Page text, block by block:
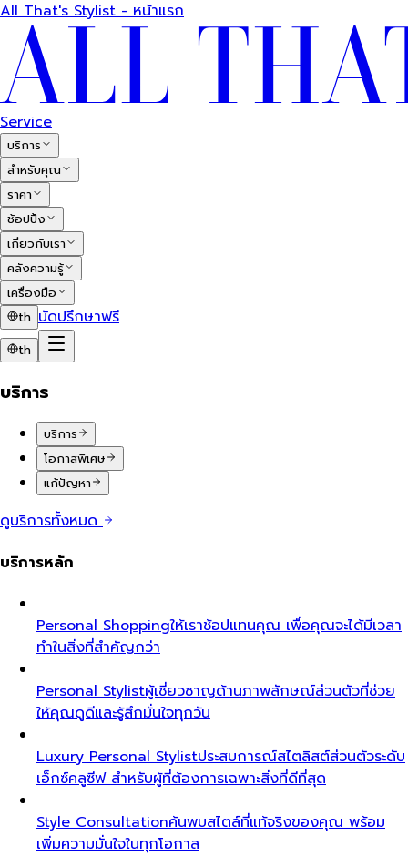
All That's Stylist - หน้าแรก
Service
บริการ
สำหรับคุณ
ราคา
ช้อปปิ้ง
เกี่ยวกับเรา
คลังความรู้
เครื่องมือ
th นัดปรึกษาฟรี
th
บริการ
บริการ
โอกาสพิเศษ
แก้ปัญหา
ดูบริการทั้งหมด
บริการหลัก
Personal Shoppingให้เราช้อปแทนคุณ เพื่อคุณจะได้มีเวลา
ทำในสิ่งที่สำคัญกว่า
Personal Stylistผู้เชี่ยวชาญด้านภาพลักษณ์ส่วนตัวที่ช่วย
ให้คุณดูดีและรู้สึกมั่นใจทุกวัน
Luxury Personal Stylistประสบการณ์สไตลิสต์ส่วนตัวระดับ
เอ็กซ์คลูซีฟ สำหรับผู้ที่ต้องการเฉพาะสิ่งที่ดีที่สุด
Style Consultationค้นพบสไตล์ที่แท้จริงของคุณ พร้อม
เพิ่มความมั่นใจในทุกโอกาส